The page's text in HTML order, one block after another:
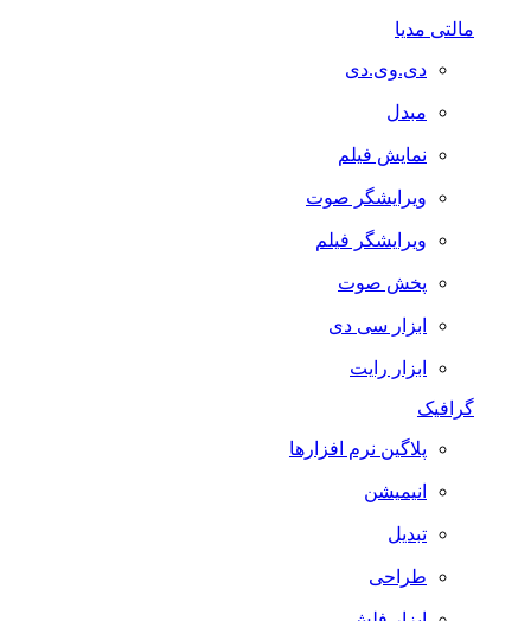
مالتی مدیا
دی.وی.دی
مبدل
نمایش فیلم
ویرایشگر صوت
ویرایشگر فیلم
پخش صوت
ابزار سی دی
ابزار رایت
گرافیک
پلاگین نرم افزارها
انیمیشن
تبدیل
طراحی